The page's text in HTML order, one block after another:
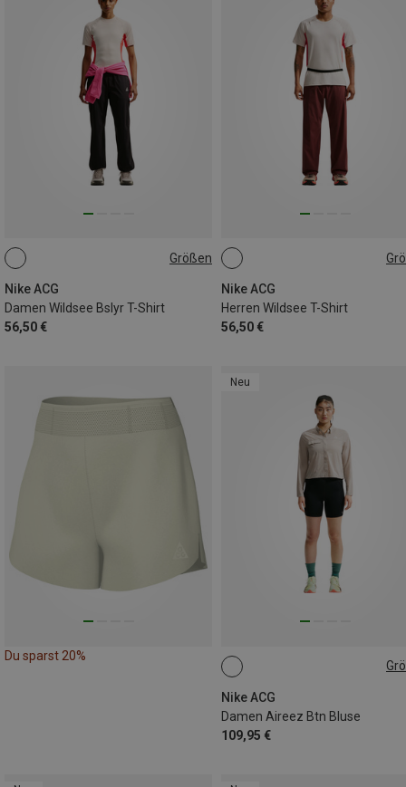
Größen
Nike ACG
Damen Wildsee Bslyr T-Shirt
56,50 €
XS
Nike ACG
Herren Wildsee T-Shirt
56,50 €
S
Du sparst 20%
Neu
Nike ACG
Damen Aireez Btn Bluse
109,95 €
XS